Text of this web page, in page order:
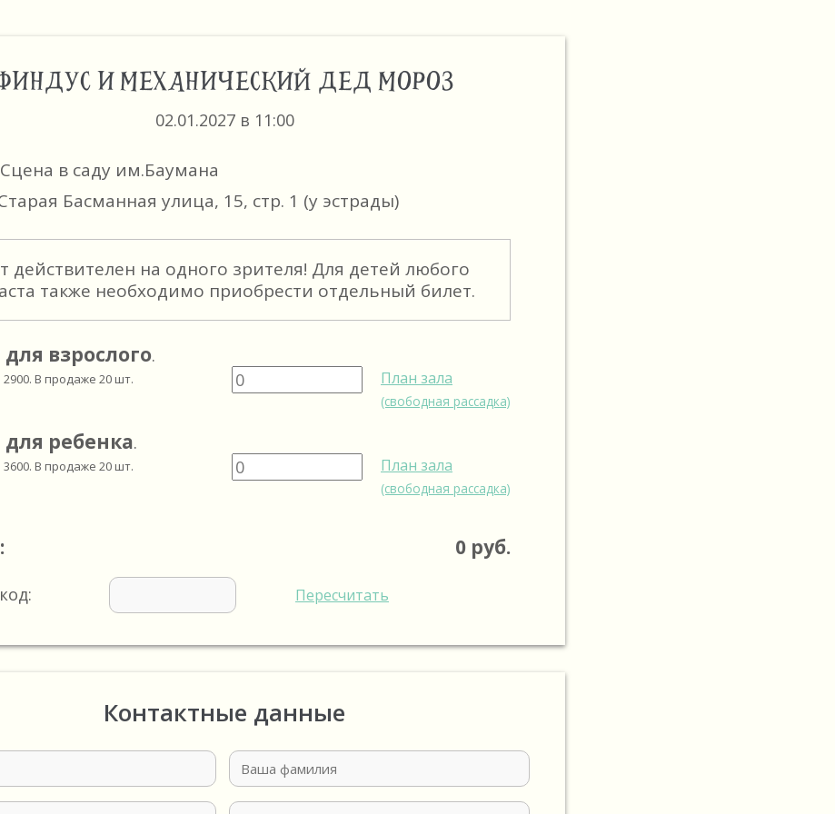
И МЕХАНИЧЕСКИЙ ДЕД МОРОЗ
02.01.2027 в 11:00
в саду им.Баумана
Басманная улица, 15, стр. 1 (у эстрады)
действителен на одного зрителя! Для детей любого
также необходимо приобрести отдельный билет.
взрослого.
2900. В продаже 20 шт. План зала
(свободная рассадка)
для ребенка.
3600. В продаже 20 шт. План зала
(свободная рассадка)
0 руб.
Пересчитать
Контактные данные